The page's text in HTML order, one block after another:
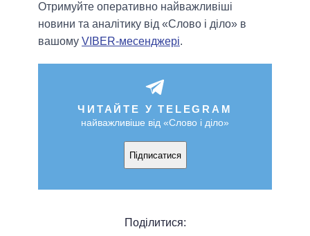
Отримуйте оперативно найважливіші
новини та аналітику від «Слово і діло» в
вашому VIBER-месенджері.
ЧИТАЙТЕ У TELEGRAM
найважливіше від «Слово і діло»
Підписатися
Поділитися: